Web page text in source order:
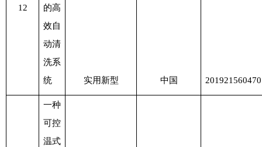
12
的高
效自
动清
洗系
统
实用新型 中国
一种
可控
温式